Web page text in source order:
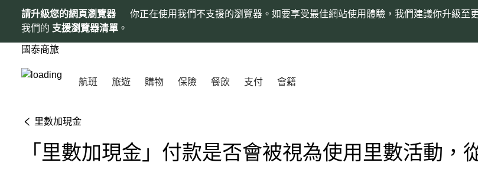
請升級您的網頁瀏覽器
你正在使用我們不支援的瀏覽器。如要享受最佳網站使用體驗，我們建議你升級至
我們的 支援瀏覽器清單 。
國泰商旅
航班 旅遊 購物 保險 餐飲 支付 會籍
里數加現金
「里數加現金」付款是否會被視為使用里數活動，